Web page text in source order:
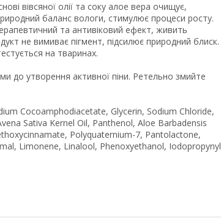
вівсяної олії та соку алое вера очищує,
баланс вологи, стимулює процеси росту.
та антивіковий ефект, живить
не вимиває пігмент, підсилює природний блиск.
на тваринах.
до утворення активної піни. Ретельно змийте
Cocoamphodiacetate, Glycerin, Sodium Chloride,
Sativa Kernel Oil, Panthenol, Aloe Barbadensis
Polyquaternium-7, Pantolactone,
Limonene, Linalool, Phenoxyethanol, Iodopropynyl